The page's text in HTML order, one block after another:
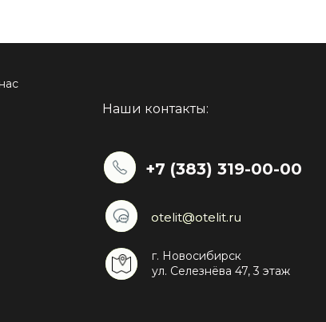
Наши контакты:
otelit@otelit.ru
otelit@otelit.ru
+7 (383) 319-00-00
г. Новосибирск
ул. Селезнёва 47, 3 этаж